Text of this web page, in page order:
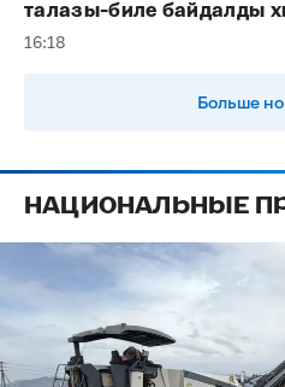
талазы-биле байдалды
16:18
Больше
НАЦИОНАЛЬНЫЕ